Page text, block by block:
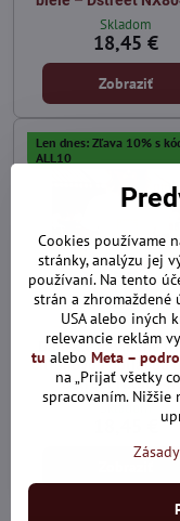
Skladom
18,45 €
Zobraziť
Len dnes: Zľava 10% s
ALL10
Dámske bavlnené
citrónovou potlačou
Dstreet
Skladom
Cookies používame
stránky, analýzu jej
používaní. Na tento
strán a zhromaždené
USA alebo iných
relevancie reklám
tu alebo Meta –
na „Prijať všetky
spracovaním.